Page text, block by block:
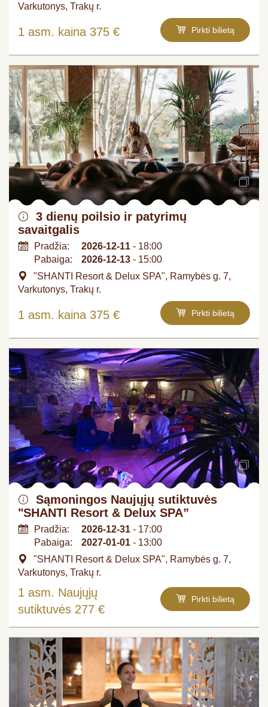
Varkutonys, Trakų r.
1 asm. kaina 375 € Pirkti bilietą
3 dienų poilsio ir patyrimų
savaitgalis
Pradžia: 2026-12-11 - 18:00
Pabaiga:
2026-12-13 - 15:00
"SHANTI Resort & Delux SPA", Ramybės g. 7,
Varkutonys, Trakų r.
1 asm. kaina 375 € Pirkti bilietą
Sąmoningos Naujųjų sutiktuvės
"SHANTI Resort & Delux SPA”
Pradžia: 2026-12-31 - 17:00
Pabaiga:
2027-01-01 - 13:00
"SHANTI Resort & Delux SPA", Ramybės g. 7,
Varkutonys, Trakų r.
1 asm. Naujųjų
sutiktuvės 277 €
Pirkti bilietą